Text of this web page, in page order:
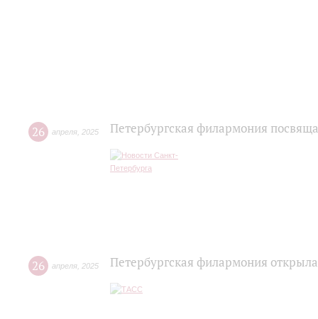
26 апреля 2025 Петербургская филармония
26 апреля 2025 Петербургская филармония